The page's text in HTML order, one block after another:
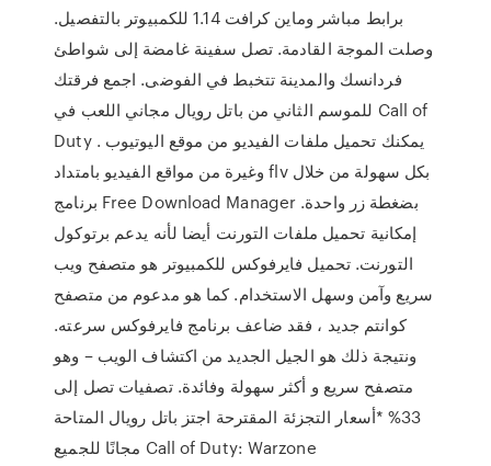
برابط مباشر وماين كرافت 1.14 للكمبيوتر بالتفصيل.
وصلت الموجة القادمة. تصل سفينة غامضة إلى شواطئ
فردانسك والمدينة تتخبط في الفوضى. اجمع فرقتك
للموسم الثاني من باتل رويال مجاني اللعب في Call of
Duty . يمكنك تحميل ملفات الفيديو من موقع اليوتيوب
وغيرة من مواقع الفيديو بامتداد flv بكل سهولة من خلال
برنامج Free Download Manager بضغطة زر واحدة.
إمكانية تحميل ملفات التورنت أيضا لأنه يدعم برتوكول
التورنت. تحميل فايرفوكس للكمبيوتر هو متصفح ويب
سريع وآمن وسهل الاستخدام. كما هو مدعوم من متصفح
كوانتم جديد ، فقد ضاعف برنامج فايرفوكس سرعته.
ونتيجة ذلك هو الجيل الجديد من اكتشاف الويب – وهو
متصفح سريع و أكثر سهولة وفائدة. تصفيات تصل إلى
33% *أسعار التجزئة المقترحة اجتز باتل رويال المتاحة
مجانًا للجميع Call of Duty: Warzone